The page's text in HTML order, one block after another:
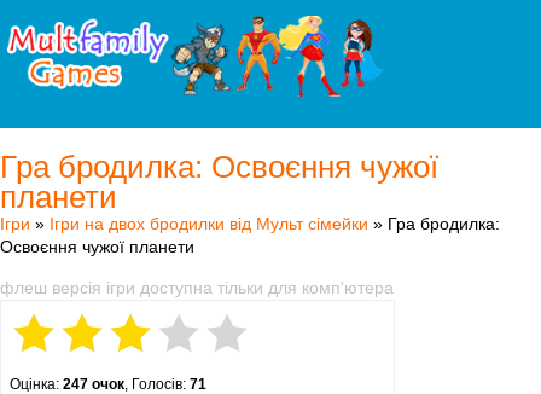
Гра бродилка: Освоєння чужої
планети
Ігри » Ігри на двох бродилки від Мульт сімейки » Гра бродилка:
Освоєння чужої планети
флеш версія ігри доступна тільки для комп'ютера
Оцінка: 247 очок, Голосів: 71